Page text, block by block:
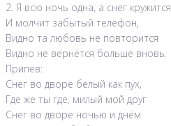
2. Я всю ночь одна, а снег кружится
И молчит забытый телефон,
Видно та любовь не повторится
Видно не вернётся больше вновь.
Припев:
Снег во дворе белый как пух,
Где же ты где, милый мой друг
Снег во дворе ночью и днём